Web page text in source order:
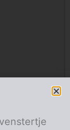
aan in een